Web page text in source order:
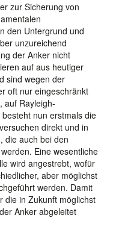
zur Sicherung von
den Untergrund und
unzureichend
der Anker nicht
auf aus heutiger
sind wegen der
oft nur eingeschränkt
auf Rayleigh-
nun erstmals die
direkt und in
die auch bei den
Eine wesentliche
wird angestrebt, wofür
aber möglichst
werden. Damit
die in Zukunft möglichst
Anker abgeleitet